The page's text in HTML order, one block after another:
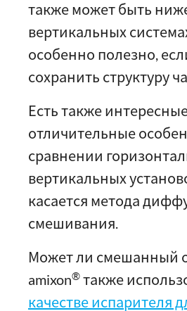
также может быть
вертикальных
особенно полезно,
сохранить структуру
Есть также
отличительные
сравнении
вертикальных
касается метода
смешивания.
Может ли смешанный
amixon® также
качестве испарителя